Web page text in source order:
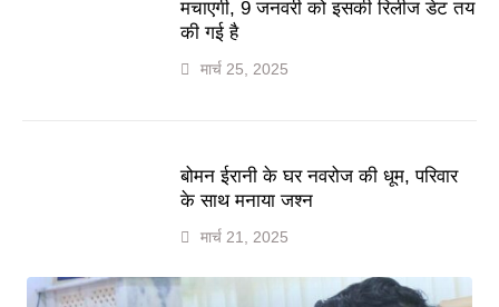
मचाएगी, 9 जनवरी को इसकी रिलीज डेट तय
की गई है
मार्च 25, 2025
बोमन ईरानी के घर नवरोज की धूम, परिवार
के साथ मनाया जश्न
मार्च 21, 2025